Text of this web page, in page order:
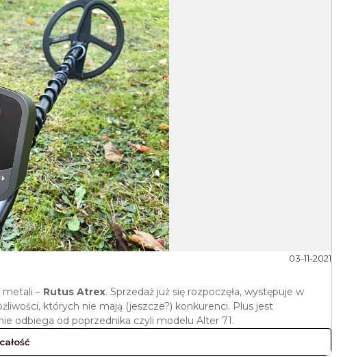
03-11-2021
metali – Rutus Atrex. Sprzedaż już się rozpoczęła, występuje w
których nie mają (jeszcze?) konkurenci. Plus jest
odbiega od poprzednika czyli modelu Alter 71.